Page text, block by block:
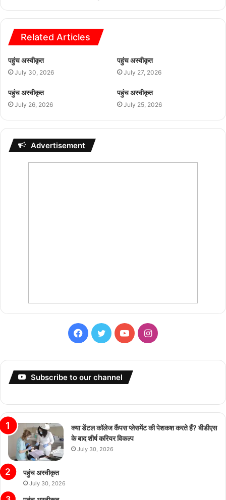
Related Articles
पहुंच अस्वीकृत
July 30, 2026
पहुंच अस्वीकृत
July 27, 2026
पहुंच अस्वीकृत
July 26, 2026
पहुंच अस्वीकृत
July 25, 2026
Advertisement
Facebook
TwitterYouTubeInstagram
Subscribe to our channel
क्या डेंटल कॉलेज कैंपस प्लेसमेंट की पेशकश करते हैं? बीडीएस
के बाद शीर्ष करियर विकल्प
July 30, 2026
पहुंच अस्वीकृत
July 30, 2026